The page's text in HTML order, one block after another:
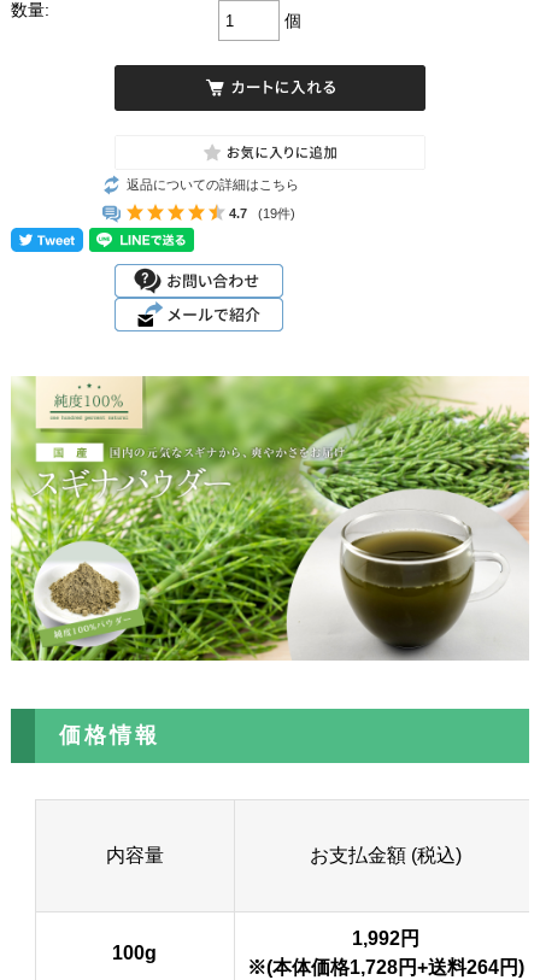
数量:
個
返品についての詳細はこちら
4.7
(19件)
価格情報
内容量 お支払金額 (税込)
100g
1,992円
※(本体価格1,728円+送料264円)